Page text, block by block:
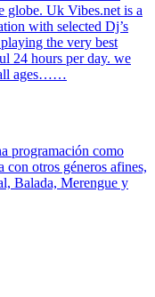
globe. Uk Vibes.net is a
with selected Dj’s
the very best
24 hours per day. we
all ages……
programación como
con otros géneros afines,
Balada, Merengue y